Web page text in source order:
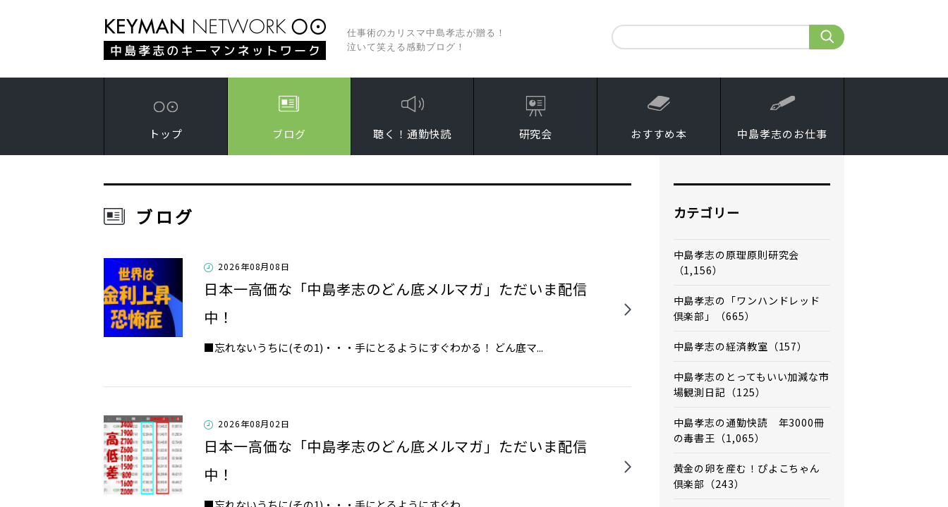
仕事術のカリスマ中島孝志が贈る！
泣いて笑える感動ブログ！
トップ ブログ 聴く！通勤快読 研究会 おすすめ本 中島孝志のお仕事
ブログ
2026年08月08日
日本一高価な「中島孝志のどん底メルマガ」ただいま配信
中！
■忘れないうちに(その1)・・・​​手にとるようにすぐわかる！ どん底マ...
2026年08月02日
日本一高価な「中島孝志のどん底メルマガ」ただいま配信
中！
カテゴリー
中島孝志の原理原則研究会
（1,156）
中島孝志の「ワンハンドレッド
倶楽部」（665）
中島孝志の経済教室（157）
中島孝志のとってもいい加減な市
場観測日記（125）
中島孝志の通勤快読 年3000冊
の毒書王（1,065）
黄金の卵を産む！ぴよこちゃん
倶楽部（243）